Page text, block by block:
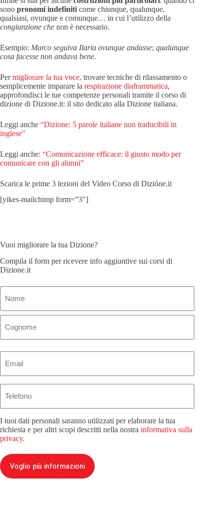
sono pronomi indefiniti come chiunque, qualunque,
qualsiasi, ovunque e comunque… in cui l’utilizzo della
congiunzione che non è necessario.
Esempio: Marco seguiva Ilaria ovunque andasse; qualunque
cosa facesse non andava bene.
Permigliorare la tua voce, trovare tecniche di rilassamento o
semplicemente imparare la respirazione diaframmatica,
approfondisci le tue competenze personali tramite il corso di
dizione di Dizione.it: il sito dedicato alla Dizione italiana.
Leggi anche “Dizione: 5 parole italiane non traducibili in
inglese”
Leggi anche: “Comunicazione efficace: il giusto modo per
comunicare con gli alunni”
Scarica le prime 3 lezioni del Video Corso di Dizióne.it
[yikes-mailchimp form=”3″]
Vuoi migliorare la tua Dizione?
Compila il form per ricevere info aggiuntive sui corsi di
Dizione.it
I tuoi dati personali saranno utilizzati per elaborare la tua
richiesta e per altri scopi descritti nella nostra informativa sulla
privacy.
Voglio più informazioni